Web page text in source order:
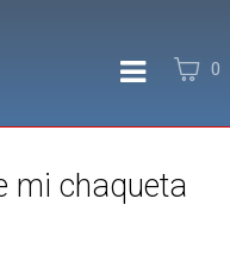
0
mi chaqueta